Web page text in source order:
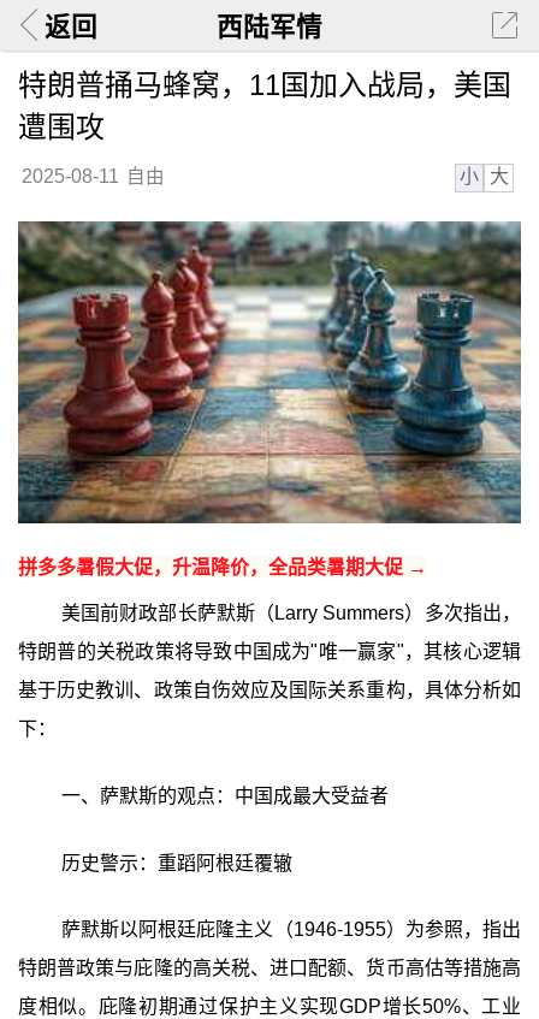
返回 西陆军情
特朗普捅马蜂窝，11国加入战局，美国
遭围攻
2025-08-11 自由 小 大
拼多多暑假大促，升温降价，全品类暑期大促 →
美国前财政部长萨默斯（Larry Summers）多次指出，
特朗普的关税政策将导致中国成为"唯一赢家"，其核心逻辑
基于历史教训、政策自伤效应及国际关系重构，具体分析如
下：
一、萨默斯的观点：中国成最大受益者
历史警示：重蹈阿根廷覆辙
萨默斯以阿根廷庇隆主义（1946-1955）为参照，指出
特朗普政策与庇隆的高关税、进口配额、货币高估等措施高
度相似。庇隆初期通过保护主义实现GDP增长50%、工业